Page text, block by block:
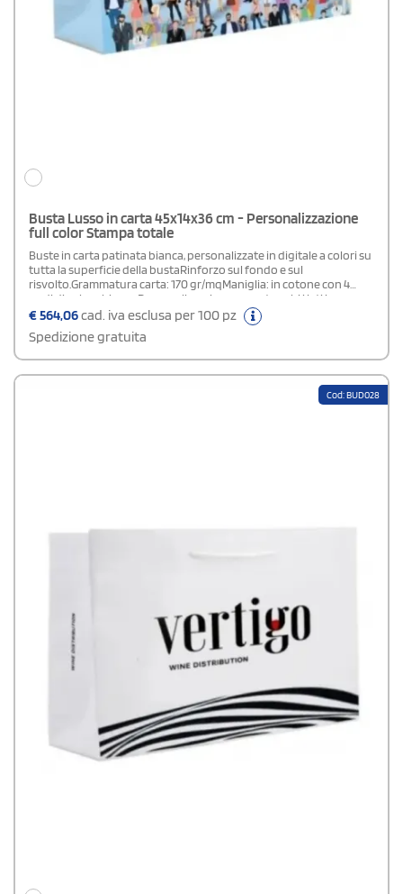
Busta Lusso in carta 45x14x36 cm - Personalizzazione
full color Stampa totale
Buste in carta patinata bianca, personalizzate in digitale a colori su
tutta la superficie della bustaRinforzo sul fondo e sul
risvolto.Grammatura carta: 170 gr/mqManiglia: in cotone con 4
nodi di colore biancoPersonalizzazione: su entrambi i lati in
quadricromia.Area di stampa: stampa totale (su tutta la superficie
della busta)Plastificazione: lucida o opacaIn fase d' ordine
specificare nel campo "note di stampa" la tipologia di
plastificazione scelta.
€564,06cad. iva esclusa per 100 pz
Spedizione gratuita
Cod: BUD028